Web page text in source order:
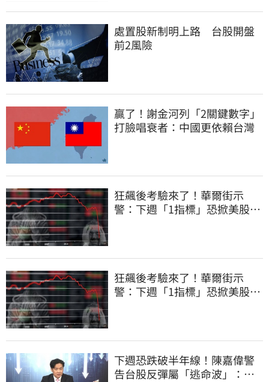
處置股新制明上路 台股開盤
前2風險
贏了！謝金河列「2關鍵數字」
打臉唱衰者：中國更依賴台灣
狂飆後考驗來了！華爾街示
警：下週「1指標」恐掀美股暴
狂飆後考驗來了！華爾街示
警：下週「1指標」恐掀美股暴
下週恐跌破半年線！陳嘉偉警
告台股反彈屬「逃命波」：空